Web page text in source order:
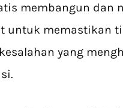
membangun dan
untuk memastikan
yang